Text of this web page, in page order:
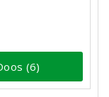
(6)